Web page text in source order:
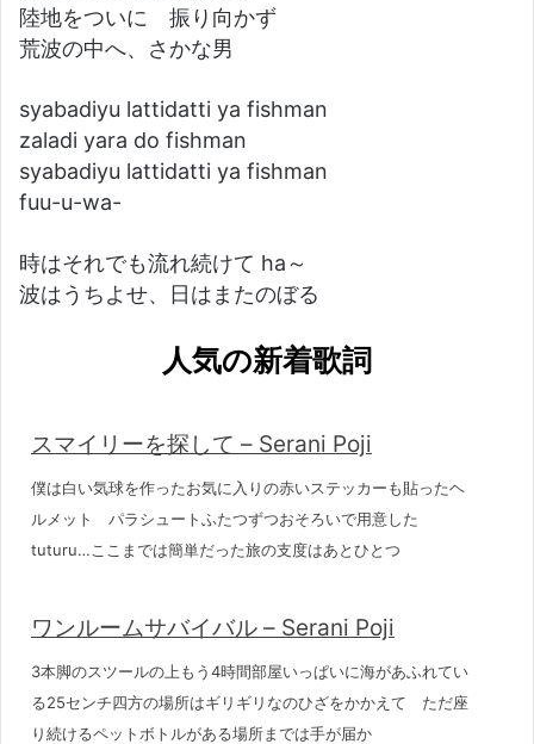
陸地をついに 振り向かず
荒波の中へ、さかな男
syabadiyu lattidatti ya fishman
zaladi yara do fishman
syabadiyu lattidatti ya fishman
fuu-u-wa-
時はそれでも流れ続けて ha～
波はうちよせ、日はまたのぼる
人気の新着歌詞
スマイリーを探して – Serani Poji
僕は白い気球を作ったお気に入りの赤いステッカーも貼ったヘ
ルメット パラシュートふたつずつおそろいで用意した
tuturu…ここまでは簡単だった旅の支度はあとひとつ
ワンルームサバイバル – Serani Poji
3本脚のスツールの上もう4時間部屋いっぱいに海があふれてい
る25センチ四方の場所はギリギリなのひざをかかえて ただ座
り続けるペットボトルがある場所までは手が届か